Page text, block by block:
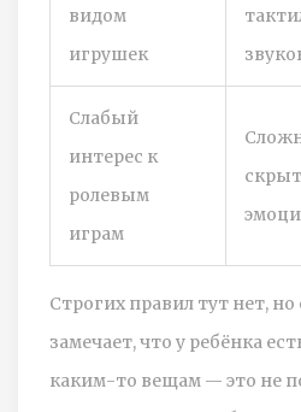
видом
игрушек
Слабый
интерес к
ролевым
играм
Строгих правил тут нет, но
замечает, что у ребёнка
каким-то вещам — это не